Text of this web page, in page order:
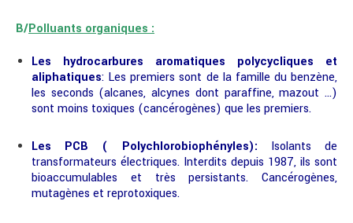
B/Polluants organiques :
Les hydrocarbures aromatiques polycycliques et
aliphatiques: Les premiers sont de la famille du benzène,
les seconds (alcanes, alcynes dont paraffine, mazout …)
sont moins toxiques (cancérogènes) que les premiers.
Les PCB ( Polychlorobiophényles): Isolants de
transformateurs électriques. Interdits depuis 1987, ils sont
bioaccumulables et très persistants. Cancérogènes,
mutagènes et reprotoxiques.